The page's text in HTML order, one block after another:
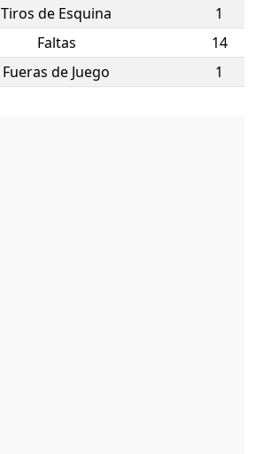
Tiros de Esquina
1
Faltas
14
Fueras de Juego 1